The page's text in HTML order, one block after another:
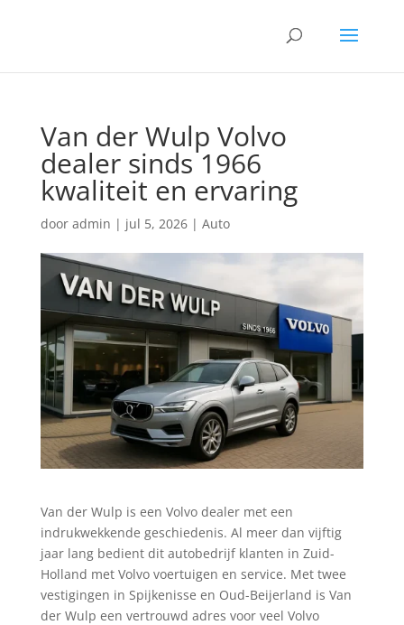
Van der Wulp Volvo
dealer sinds 1966
kwaliteit en ervaring
door admin | jul 5, 2026| Auto
Van der Wulp is een Volvo dealer met een
indrukwekkende geschiedenis. Al meer dan vijftig
jaar lang bedient dit autobedrijf klanten in Zuid-
Holland met Volvo voertuigen en service. Met twee
vestigingen in Spijkenisse en Oud-Beijerland is Van
der Wulp een vertrouwd adres voor veel Volvo